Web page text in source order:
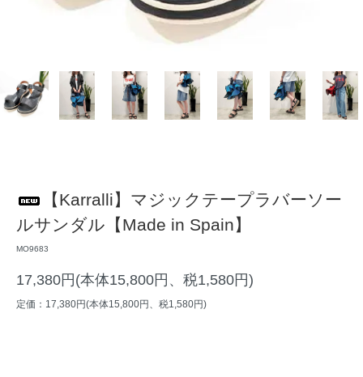
【Karralli】マジックテープラバーソー
ルサンダル【Made in Spain】
MO9683
17,380円(本体15,800円、税1,580円)
定価：17,380円(本体15,800円、税1,580円)